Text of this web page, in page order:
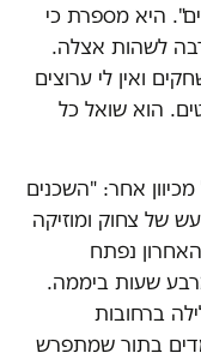
היא מספרת כי
לשהות אצלה.
ואין לי ערוצים
הוא שואל כל
אחר: "השכנים
של צחוק ומוזיקה
נפתח
שעות ביממה.
ברחובות
בתור שמתפרש